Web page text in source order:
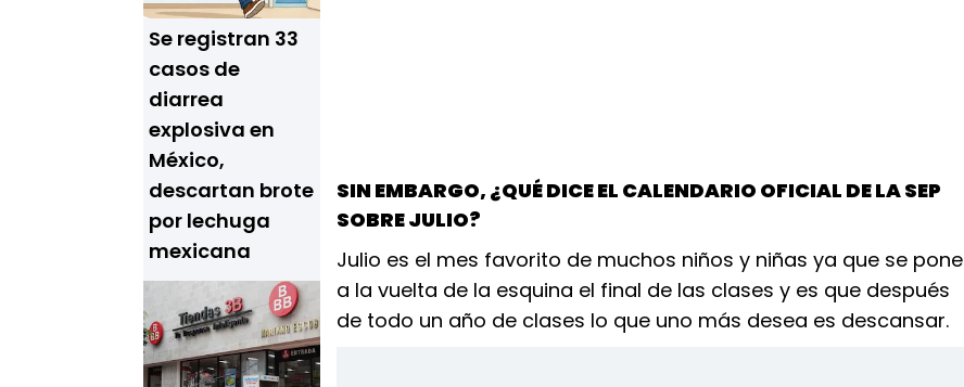
Se registran 33
casos de
diarrea
explosiva en
México,
descartan brote
por lechuga
mexicana
SIN EMBARGO, ¿QUÉ DICE EL CALENDARIO OFICIAL DE LA SEP
SOBRE JULIO?
Julio es el mes favorito de muchos niños y niñas ya que se pone
a la vuelta de la esquina el final de las clases y es que después
de todo un año de clases lo que uno más desea es descansar.